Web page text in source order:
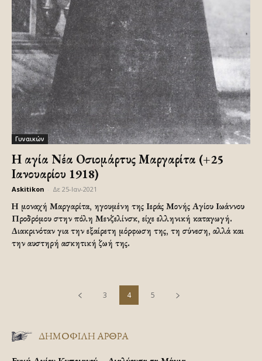
Γυναικών
Η αγία Νέα Οσιομάρτυς Μαργαρίτα (+25
Ιανουαρίου 1918)
Askitikon Δε 25-Ιαν-2021
Η μοναχή Μαργαρίτα, ηγουμένη της Ιεράς Μονής Αγίου Ιωάννου
Προδρόμου στην πόλη Μενζελίνσκ, είχε ελληνική καταγωγή.
Διακρινόταν για την εξαίρετη μόρφωση της, τη σύνεση, αλλά και
την αυστηρή ασκητική ζωή της.
3 4 5
ΔΗΜΟΦΙΛΗ ΑΡΘΡΑ